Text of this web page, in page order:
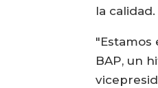
la calidad.
"Estamos
BAP, un